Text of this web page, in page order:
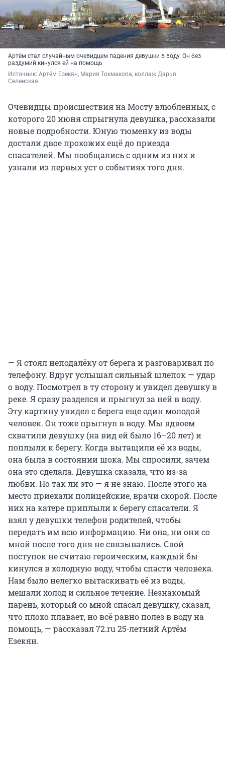
Артём стал случайным очевидцем падения девушки в воду. Он без
раздумий кинулся ей на помощь
Источник: Артём Езекян, Мария Токмакова, коллаж Дарья
Селенская
Очевидцы происшествия на Мосту влюбленных, с
которого 20 июня спрыгнула девушка, рассказали
новые подробности. Юную тюменку из воды
достали двое прохожих ещё до приезда
спасателей. Мы пообщались с одним из них и
узнали из первых уст о событиях того дня.
— Я стоял неподалёку от берега и разговаривал по
телефону. Вдруг услышал сильный шлепок — удар
о воду. Посмотрел в ту сторону и увидел девушку в
реке. Я сразу разделся и прыгнул за ней в воду.
Эту картину увидел с берега еще один молодой
человек. Он тоже прыгнул в воду. Мы вдвоем
схватили девушку (на вид ей было 16–20 лет) и
поплыли к берегу. Когда вытащили её из воды,
она была в состоянии шока. Мы спросили, зачем
она это сделала. Девушка сказала, что из-за
любви. Но так ли это — я не знаю. После этого на
место приехали полицейские, врачи скорой. После
них на катере приплыли к берегу спасатели. Я
взял у девушки телефон родителей, чтобы
передать им всю информацию. Ни она, ни они со
мной после того дня не связывались. Свой
поступок не считаю героическим, каждый бы
кинулся в холодную воду, чтобы спасти человека.
Нам было нелегко вытаскивать её из воды,
мешали холод и сильное течение. Незнакомый
парень, который со мной спасал девушку, сказал,
что плохо плавает, но всё равно полез в воду на
помощь, — рассказал 72.ru 25-летний Артём
Езекян.